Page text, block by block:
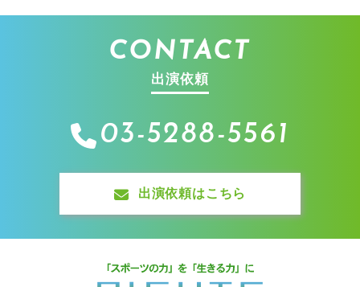
CONTACT
出演依頼
03-5288-5561
出演依頼はこちら